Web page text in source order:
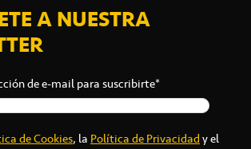
A NUESTRA
de e-mail para suscribirte*
de Cookies, laPolítica de Privacidady el